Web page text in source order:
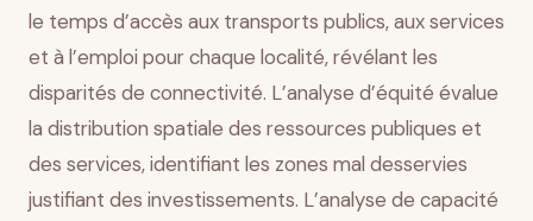
le temps d’accès aux transports publics, aux services
et à l’emploi pour chaque localité, révélant les
disparités de connectivité. L’analyse d’équité évalue
la distribution spatiale des ressources publiques et
des services, identifiant les zones mal desservies
justifiant des investissements. L’analyse de capacité